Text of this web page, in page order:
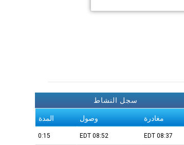
سجل النشاط
مغادرة وصول المدة
08:37
EDT
08:52
EDT
0:15